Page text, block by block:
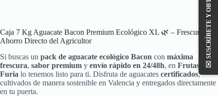
Caja 7 Kg Aguacate Bacon Premium Ecológico XL 🌿 – Frescura y
Ahorro Directo del Agricultor
Si buscas un pack de aguacate ecológico Bacon con máxima
frescura, sabor premium y envío rápido en 24/48h, en Frutas
Furia lo tenemos listo para ti. Disfruta de aguacates certificados,
cultivados de manera sostenible en Valencia y entregados directamente
en tu puerta.
✉️